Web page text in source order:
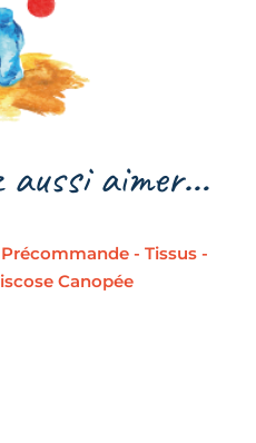
aussi aimer…